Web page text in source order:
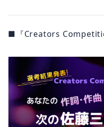
■『Creators